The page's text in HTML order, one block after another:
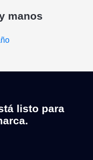
manos
listo para